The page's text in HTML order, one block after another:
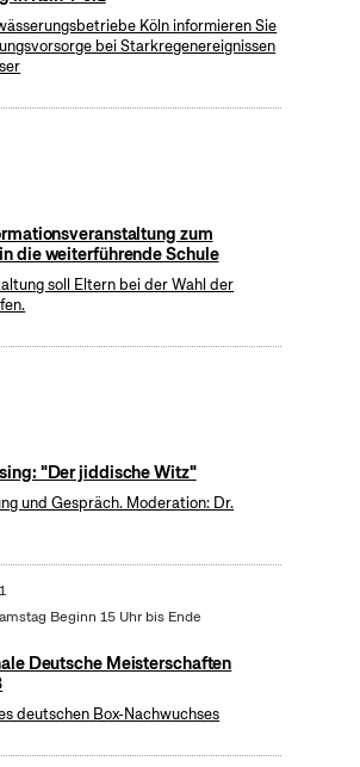
Köln informieren Sie
bei Starkregenereignissen
zum
die weiterführende Schule
soll Eltern bei der Wahl der
"Der jiddische Witz"
und Gespräch. Moderation: Dr.
Beginn 15 Uhr bis Ende
Deutsche Meisterschaften
deutschen Box-Nachwuchses